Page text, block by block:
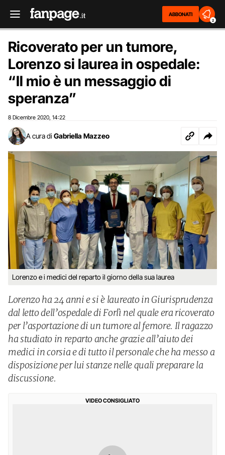
ABBONATI
2
Ricoverato per un tumore,
Lorenzo si laurea in ospedale:
“Il mio è un messaggio di
speranza”
8 Dicembre 2020 14:22
A cura di Gabriella Mazzeo
Lorenzo e i medici del reparto il giorno della sua laurea
Lorenzo ha 24 anni e si è laureato in Giurisprudenza
dal letto dell’ospedale di Forlì nel quale era ricoverato
per l’asportazione di un tumore al femore. Il ragazzo
ha studiato in reparto anche grazie all’aiuto dei
medici in corsia e di tutto il personale che ha messo a
disposizione per lui stanze nelle quali preparare la
discussione.
VIDEO CONSIGLIATO